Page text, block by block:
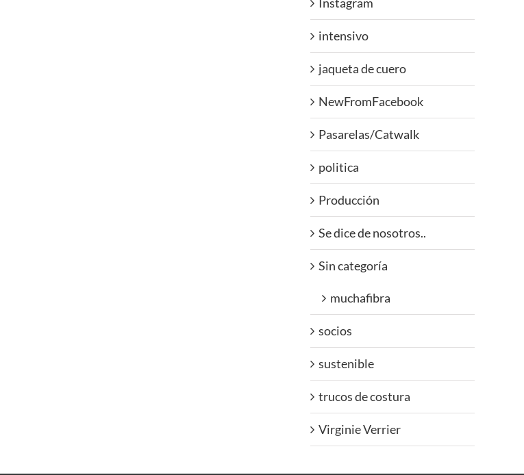
intensivo
jaqueta de cuero
NewFromFacebook
Pasarelas/Catwalk
politica
Producción
Se dice de nosotros..
Sin categoría
muchafibra
socios
sustenible
trucos de costura
Virginie Verrier